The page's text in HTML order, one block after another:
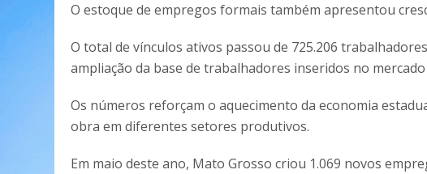
O estoque de empregos formais também apresentou
O total de vínculos ativos passou de 725.206
ampliação da base de trabalhadores inseridos no
Os números reforçam o aquecimento da economia
obra em diferentes setores produtivos.
Em maio deste ano, Mato Grosso criou 1.069 novos